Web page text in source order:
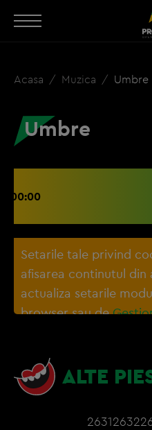
Acasa Muzica Umbre
Umbre
00:00
Setarile tale privind
afisarea continutul din
actualiza setarile
browser sau de
ALTE
26312632